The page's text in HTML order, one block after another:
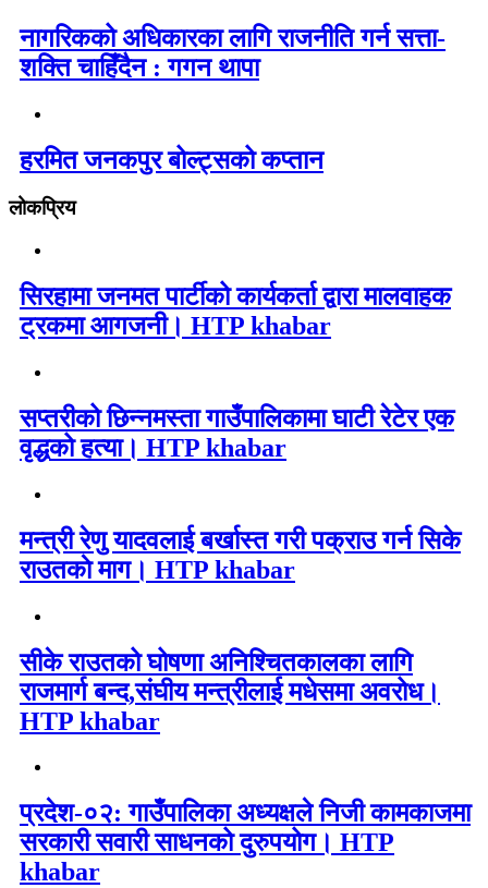
नागरिकको अधिकारका लागि राजनीति गर्न सत्ता-
शक्ति चाहिँदैन : गगन थापा
हरमित जनकपुर बोल्ट्सको कप्तान
लोकप्रिय
सिरहामा जनमत पार्टीको कार्यकर्ता द्वारा मालवाहक
ट्रकमा आगजनी। HTP khabar
सप्तरीको छिन्नमस्ता गाउँपालिकामा घाटी रेटेर एक
वृद्धको हत्या। HTP khabar
मन्त्री रेणु यादवलाई बर्खास्त गरी पक्राउ गर्न सिके
राउतकाे माग। HTP khabar
सीके राउतको घोषणा अनिश्चितकालका लागि
राजमार्ग बन्द,संघीय मन्त्रीलाई मधेसमा अवरोध।
HTP khabar
प्रदेश-०२: गाउँपालिका अध्यक्षले निजी कामकाजमा
सरकारी सवारी साधनको दुरुपयोग। HTP
khabar